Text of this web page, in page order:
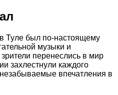
Туле был по-настоящему
музыки и
перенеслись в мир
захлестнули каждого
впечатления в